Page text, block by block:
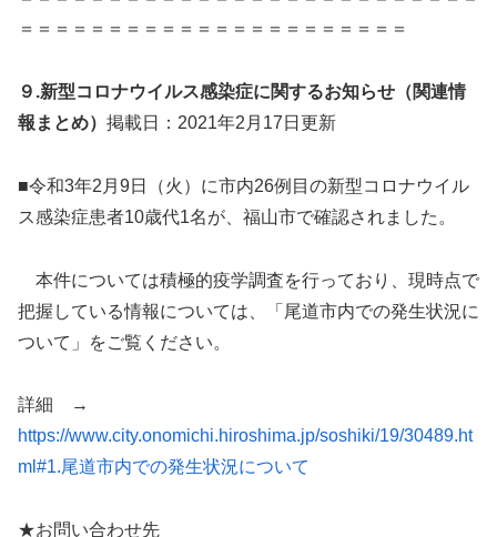
＝＝＝＝＝＝＝＝＝＝＝＝＝＝＝＝＝＝＝＝＝＝
９.新型コロナウイルス感染症に関するお知らせ（関連情
報まとめ） 掲載日：2021年2月17日更新
■令和3年2月9日（火）に市内26例目の新型コロナウイル
ス感染症患者10歳代1名が、福山市で確認されました。
本件については積極的疫学調査を行っており、現時点で
把握している情報については、「尾道市内での発生状況に
ついて」をご覧ください。
詳細 →
https://www.city.onomichi.hiroshima.jp/soshiki/19/30489.ht
ml#1.尾道市内での発生状況について
★お問い合わせ先